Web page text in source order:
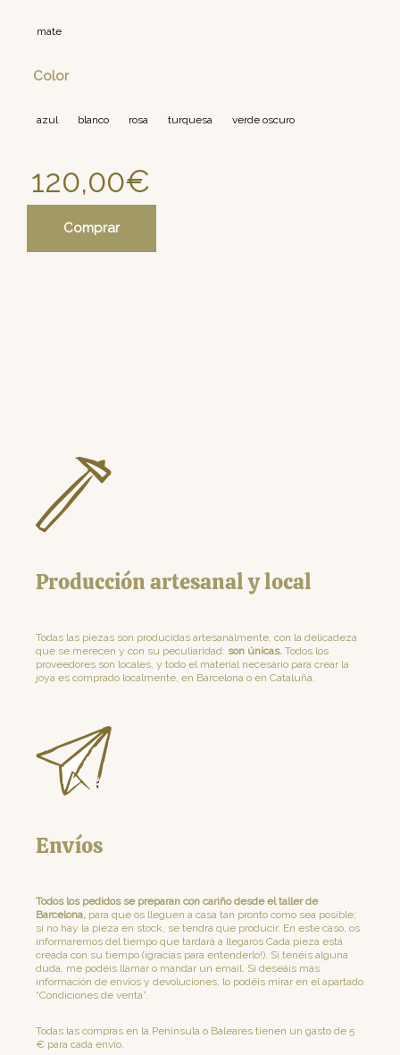
mate
Color
azul blanco rosa turquesa verde oscuro
120,00€
Comprar
Producción artesanal y local
Todas las piezas son producidas artesanalmente, con la delicadeza
que se merecen y con su peculiaridad: son únicas. Todos los
proveedores son locales, y todo el material necesario para crear la
joya es comprado localmente, en Barcelona o en Cataluña.
Envíos
Todos los pedidos se preparan con cariño desde el taller de
Barcelona, para que os lleguen a casa tan pronto como sea posible;
si no hay la pieza en stock, se tendrá que producir. En este caso, os
informaremos del tiempo que tardará a llegaros Cada pieza está
creada con su tiempo (¡gracias para entenderlo!). Si tenéis alguna
duda, me podéis llamar o mandar un email. Si deseáis más
información de envíos y devoluciones, lo podéis mirar en el apartado
“Condiciones de venta”.
Todas las compras en la Península o Baleares tienen un gasto de 5
€ para cada envío.